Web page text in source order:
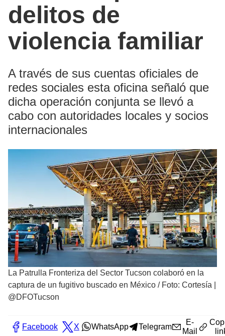
delitos de
violencia familiar
A través de sus cuentas oficiales de
redes sociales esta oficina señaló que
dicha operación conjunta se llevó a
cabo con autoridades locales y socios
internacionales
La Patrulla Fronteriza del Sector Tucson colaboró en la
captura de un fugitivo buscado en México / Foto: Cortesía |
@DFOTucson
Facebook X WhatsApp Telegram
E-
Mail